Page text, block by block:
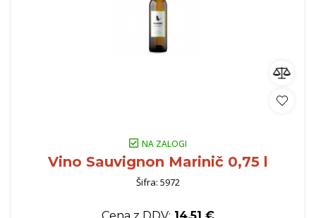
NA ZALOGI
Vino Sauvignon Marinič 0,75 l
Šifra: 5972